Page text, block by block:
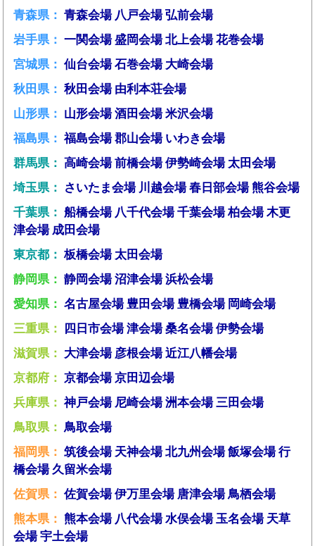
青森県： 青森会場 八戸会場 弘前会場
岩手県： 一関会場 盛岡会場 北上会場 花巻会場
宮城県： 仙台会場 石巻会場 大崎会場
秋田県： 秋田会場 由利本荘会場
山形県： 山形会場 酒田会場 米沢会場
福島県： 福島会場 郡山会場 いわき会場
群馬県： 高崎会場 前橋会場 伊勢崎会場 太田会場
埼玉県：
さいたま会場 川越会場 春日部会場 熊谷会場
千葉県： 船橋会場 八千代会場 千葉会場 柏会場 木更
津会場 成田会場
東京都： 板橋会場 太田会場
静岡県： 静岡会場 沼津会場 浜松会場
愛知県： 名古屋会場 豊田会場 豊橋会場 岡崎会場
三重県：
四日市会場 津会場 桑名会場 伊勢会場
滋賀県： 大津会場 彦根会場 近江八幡会場
京都府： 京都会場 京田辺会場
兵庫県： 神戸会場 尼崎会場 洲本会場 三田会場
鳥取県： 鳥取会場
福岡県： 筑後会場 天神会場 北九州会場 飯塚会場 行
橋会場 久留米会場
佐賀県： 佐賀会場 伊万里会場 唐津会場 鳥栖会場
熊本県： 熊本会場 八代会場 水俣会場 玉名会場 天草
会場 宇土会場